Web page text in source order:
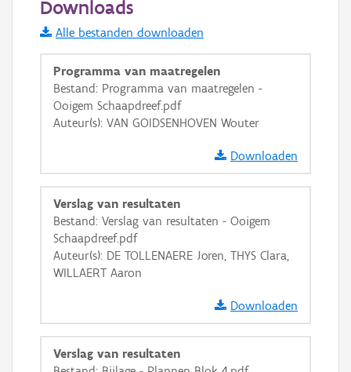
Informatie Vlaanderen
i
+ −
Basis Lagen
OSM-Basiskaart
GRB-Basiskaart in grijswaarden
Downloads
Alle bestanden downloaden
Programma van maatregelen
Bestand: Programma van maatregelen -
Ooigem Schaapdreef.pdf
Auteur(s): VAN GOIDSENHOVEN Wouter
Downloaden
Verslag van resultaten
Bestand: Verslag van resultaten - Ooigem
Schaapdreef.pdf
Auteur(s): DE TOLLENAERE Joren, THYS Clara,
WILLAERT Aaron
Downloaden
Verslag van resultaten